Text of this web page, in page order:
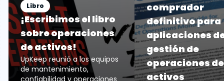
Libro
¡Escribimos el libro
sobre operaciones
de activos!
UpKeep reunió a los equipos
de mantenimiento,
confiabilidad y operaciones
comprador
definitivo para
aplicaciones
gestión de
operaciones de
activos